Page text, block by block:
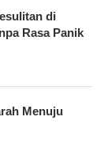
di
Rasa Panik
Menuju